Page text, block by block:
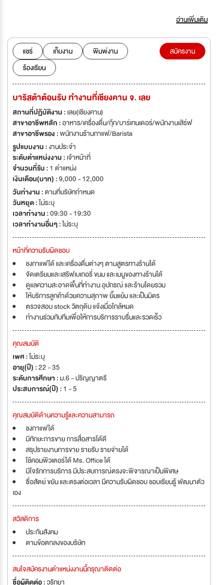
งามวงศ์วาน 48 ถ. งามวงศ์วาน แขวงลาดยาว เขตจตุจักร กทม. 10900
job.fattwo@hotmail.com
อ่านเพิ่มเติม
แชร์ เก็บงาน
พิมพ์งาน
ร้องเรียน
สมัครงาน
บาริสต้าต้อนรับ ทำงานที่เชียงคาน จ. เลย
สถานที่ปฏิบัติงาน : เลย(เชียงคาน)
สาขาอาชีพหลัก :อาหาร/เครื่องดื่ม/กุ๊ก/บาร์เทนเดอร์/พนักงานเสิร์ฟ
สาขาอาชีพรอง :พนักงานร้านกาแฟ/Barista
รูปแบบงาน :งานประจำ
ระดับตำแหน่งงาน : เจ้าหน้าที่
จำนวนที่รับ : 1 ตำแหน่ง
เงินเดือน(บาท) :9,000 - 12,000
วันทำงาน :ตามที่บริษัทกำหนด
วันหยุด :ไม่ระบุ
เวลาทำงาน :09:30 - 19:30
เวลาทำงานอื่นๆ :ไม่ระบุ
หน้าที่ความรับผิดชอบ
ชงกาแฟได้ และเครื่องดื่มต่างๆ ตามสูตรทางร้านได้
จัดเตรียมและเสริฟเบเกอรี่ ขนม และเมนูของทางร้านได้
ดูแลความสะอาดพื้นที่ทำงาน อุปกรณ์ และร้านโดยรวม
ให้บริการลูกค้าด้วยความสุภาพ ยิ้มแย้ม และเป็นมิตร
ตรวจสอบ stock วัตถุดิบ แจ้งเมื่อใกล้หมด
ทำงานร่วมกับทีมเพื่อให้การบริการราบรื่นและรวดเร็ว
คุณสมบัติ
เพศ :ไม่ระบุ
อายุ(ปี) :22 - 35
ระดับการศึกษา :ม.6 - ปริญญาตรี
ประสบการณ์(ปี) : 1 - 5
คุณสมบัติด้านความรู้และความสามารถ
ชงกาแฟได้
มีทักษะการขาย การสื่อสารได้ดี
สรุปรายงานการขาย รายรับ รายจ่ายได้
ใช้คอมพิวเตอร์ได้ Ms. Office ได้
มีใจรักการบริการ มีประสบการณ์ตรงจะพิจารณาเป็นพิเศษ
ซื่อสัตย์ ขยัน และตรงต่อเวลา มีความรับผิดชอบ ชอบเรียนรู้ พัฒนาตัว
เอง
สวัสดิการ
ประกันสังคม
ตามข้อตกลงของบริษัท
สนใจสมัครงานตำแหน่งงานนี้กรุณาติดต่อ
ชื่อผู้ติดต่อ :วรัทยา